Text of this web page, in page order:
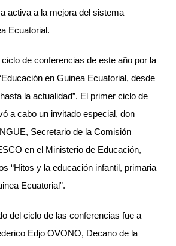
activa a la mejora del sistema
Ecuatorial.
de conferencias de este año por la
en Guinea Ecuatorial, desde
la actualidad”. El primer ciclo de
a cabo un invitado especial, don
Secretario de la Comisión
en el Ministerio de Educación,
“Hitos y la educación infantil, primaria
Ecuatorial”.
del ciclo de las conferencias fue a
Edjo OVONO, Decano de la